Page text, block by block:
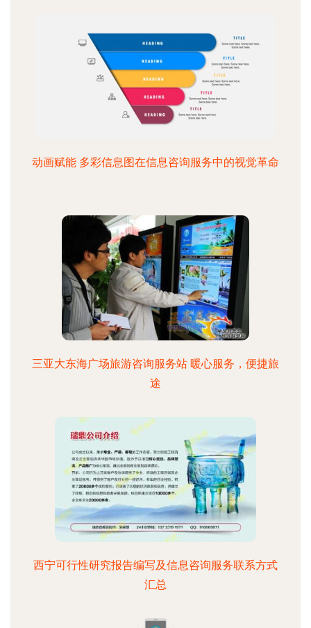
动画赋能 多彩信息图在信息咨询服务中的视觉革命
三亚大东海广场旅游咨询服务站 暖心服务，便捷旅
途
西宁可行性研究报告编写及信息咨询服务联系方式
汇总